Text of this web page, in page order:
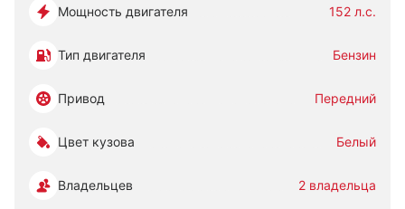
Мощность двигателя 152 л.с.
Тип двигателя Бензин
Привод Передний
Цвет кузова Белый
Владельцев 2 владельца